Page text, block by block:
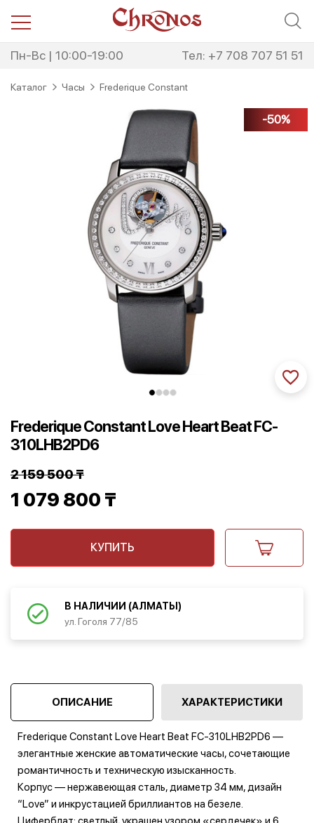
Пн-Вс | 10:00-19:00 Тел: +7 708 707 51 51
Каталог Часы Frederique Constant
-50%
Frederique Constant Love Heart Beat FC-
310LHB2PD6
2 159 500₸
Первоначальная
цена
составляла
159
500 ₸.
1 079 800 ₸
Текущая
079
КУПИТЬ
В НАЛИЧИИ (АЛМАТЫ)
ул. Гоголя 77/85
ОПИСАНИЕ ХАРАКТЕРИСТИКИ
Frederique Constant Love Heart Beat FC‑310LHB2PD6 —
элегантные женские автоматические часы, сочетающие
романтичность и техническую изысканность.
Корпус — нержавеющая сталь, диаметр 34 мм, дизайн
“Love” и инкрустацией бриллиантов на безеле.